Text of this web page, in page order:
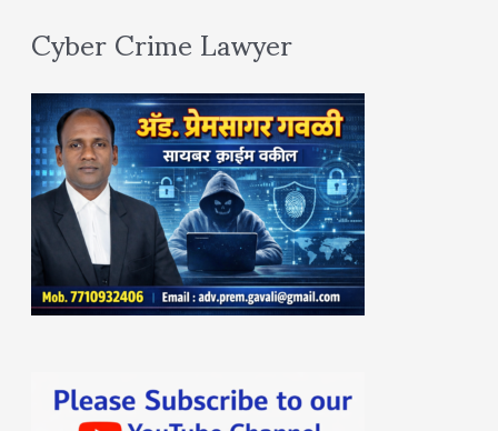
Cyber Crime Lawyer